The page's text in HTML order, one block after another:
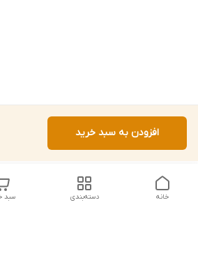
افزودن به سبد خرید
سبد دسته‌بندی خانه